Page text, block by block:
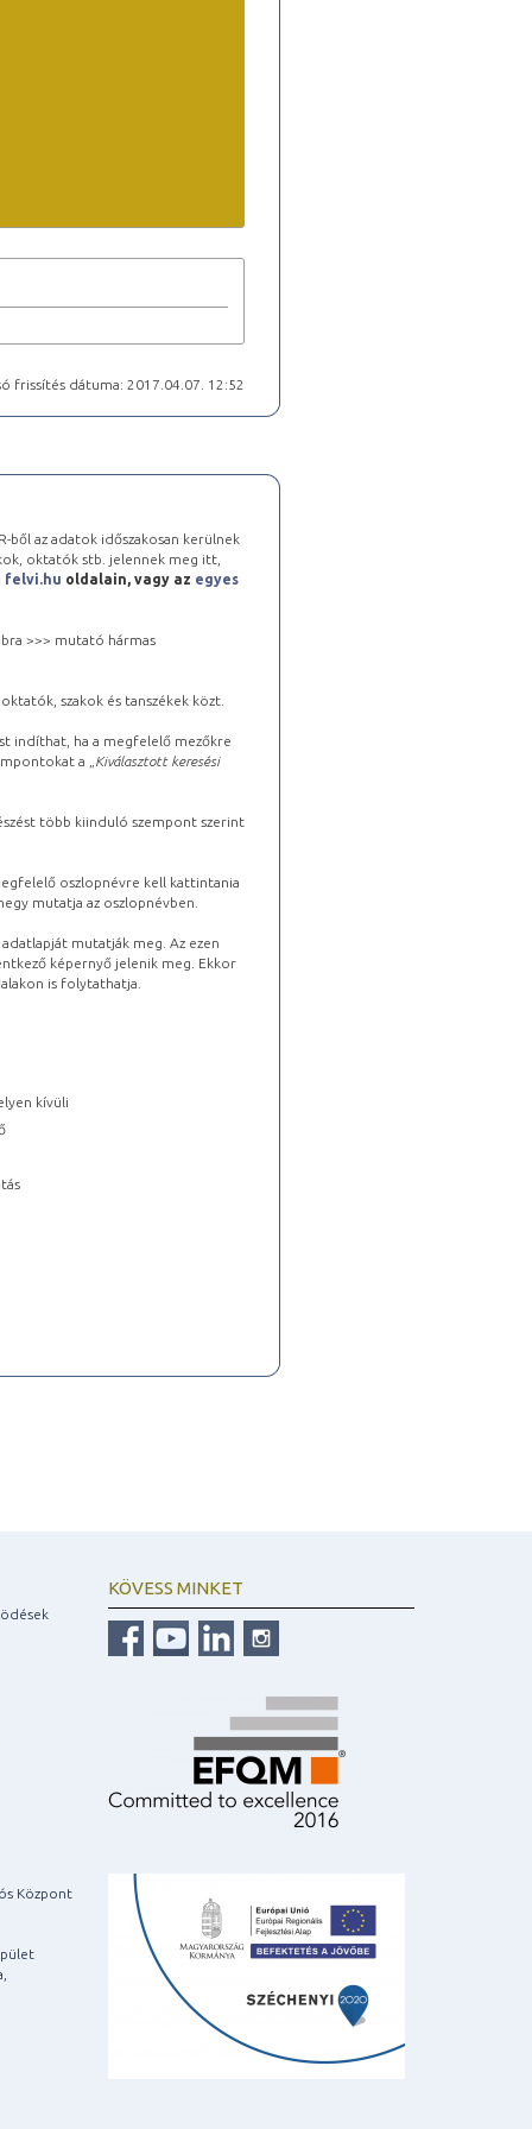
frissítés dátuma: 2017.04.07. 12:52
ből az adatok időszakosan kerülnek
oktatók stb. jelennek meg itt,
felvi.hu oldalain, vagy az egyes
>>> mutató hármas
szakok és tanszékek közt.
indíthat, ha a megfelelő mezőkre
a „ Kiválasztott keresési
több kiinduló szempont szerint
oszlopnévre kell kattintania
mutatja az oszlopnévben.
mutatják meg. Az ezen
képernyő jelenik meg. Ekkor
is folytathatja.
kívüli
Központ
KÖVESS MINKET